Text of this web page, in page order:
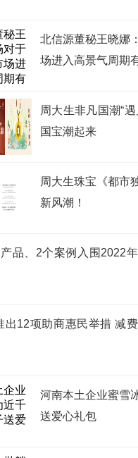
北信源董秘王晓娜
场进入高景气周期
周大生非凡国潮“
国宝潮起来
周大生珠宝《都市
新风潮！
品、2个案例入围2022
出12项助商惠民举措 减
河南本土企业蜜雪
送爱心礼包